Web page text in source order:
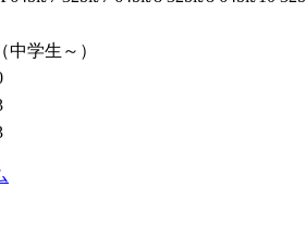
中学生～）